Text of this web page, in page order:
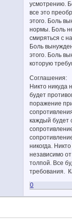
усмотрению.
все это
этого. Боль
нормы. Боль
смиряться с
Боль
этого. Боль
которую
Соглашения:
Никто никуда
будет
поражение
каждый будет
никогда.
независимо
толпой. Все
требования.
0